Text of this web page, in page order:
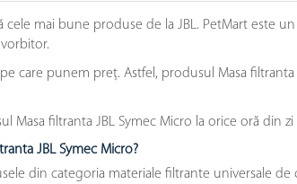
cele mai bune produse de la JBL. PetMart
care punem preț. Astfel, produsul Masa
Masa filtranta JBL Symec Micro la orice oră din
JBL Symec Micro?
din categoria materiale filtrante universale de